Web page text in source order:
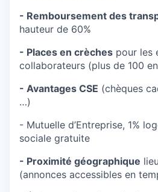
- Remboursement des
hauteur de 60%
- Places en crèches pour les
collaborateurs (plus de 100
- Avantages CSE (chèques
…)
- Mutuelle d’Entreprise, 1%
sociale gratuite
- Proximité géographique
(annonces accessibles en